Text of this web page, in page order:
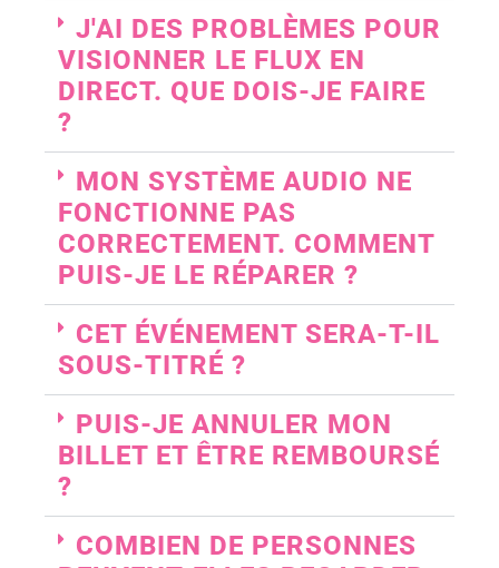
J'AI DES PROBLÈMES POUR
VISIONNER LE FLUX EN
DIRECT. QUE DOIS-JE FAIRE
?
MON SYSTÈME AUDIO NE
FONCTIONNE PAS
CORRECTEMENT. COMMENT
PUIS-JE LE RÉPARER ?
CET ÉVÉNEMENT SERA-T-IL
SOUS-TITRÉ ?
PUIS-JE ANNULER MON
BILLET ET ÊTRE REMBOURSÉ
?
COMBIEN DE PERSONNES